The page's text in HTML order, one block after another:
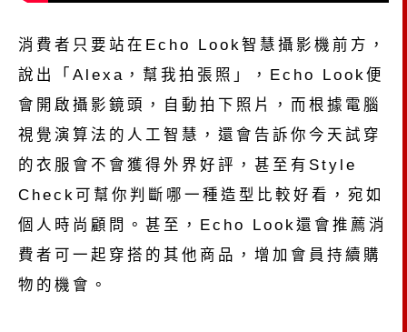
消費者只要站在Echo Look智慧攝影機前方，
說出「Alexa，幫我拍張照」，Echo Look便
會開啟攝影鏡頭，自動拍下照片，而根據電腦
視覺演算法的人工智慧，還會告訴你今天試穿
的衣服會不會獲得外界好評，甚至有Style
Check可幫你判斷哪一種造型比較好看，宛如
個人時尚顧問。甚至，Echo Look還會推薦消
費者可一起穿搭的其他商品，增加會員持續購
物的機會。